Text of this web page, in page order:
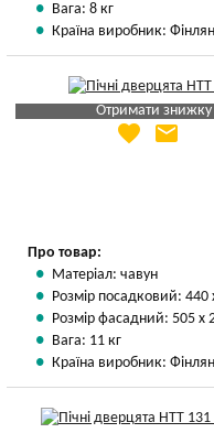
Вага: 8 кг
Країна виробник:
Отримати знижку
Яка Ваша ціна
favorite email
Про товар:
Матеріал: чавун
Розмір посадковий:
Розмір фасадний: 505 х
Вага: 11 кг
Країна виробник: